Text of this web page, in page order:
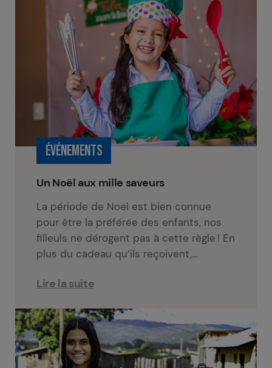
ÉVÉNEMENTS
Un Noël aux mille saveurs
La période de Noël est bien connue
pour être la préférée des enfants, nos
filleuls ne dérogent pas à cette règle ! En
plus du cadeau qu’ils reçoivent,…
Lire la suite